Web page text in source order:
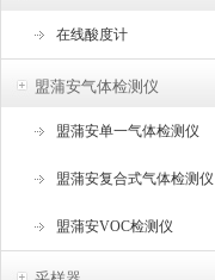
在线酸度计
盟蒲安气体检测仪
盟蒲安单一气体检测仪
盟蒲安复合式气体检测仪
盟蒲安VOC检测仪